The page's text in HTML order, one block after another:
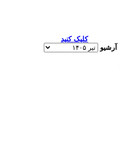
کلیک کنید
آرشیو